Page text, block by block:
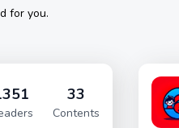
for you.
33
Contents